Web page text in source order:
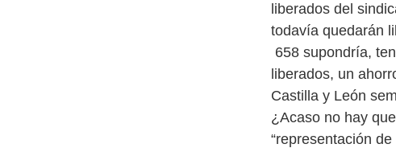
liberados del
todavía quedarán
658 supondría,
liberados, un
Castilla y León
¿Acaso no hay
“representación